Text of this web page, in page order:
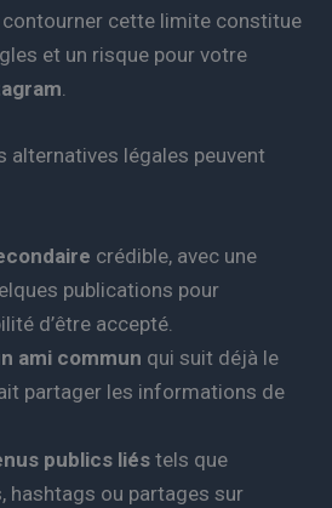
cette limite constitue
et un risque pour votre
alternatives légales peuvent
crédible, avec une
publications pour
d’être accepté.
ami commun qui suit déjà le
partager les informations de
publics liés tels que
hashtags ou partages sur